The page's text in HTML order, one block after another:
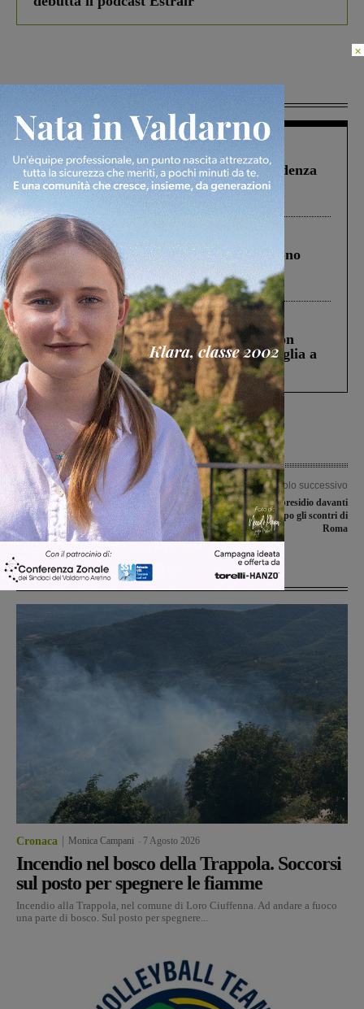
Figline Incisa Valdarno 1 Agosto 2026
Piscina di Figline finanziata oltre la scadenza
Pnrr, il gruppo di Fratelli d’Italia: “Un
ringraziamento al Governo”
Cronaca 4 Agosto 2026
Un anno fa la strage in A1 in cui morirono
Gianni, Giulia e Franco. Lo schianto, il
processo, lo stop ai sorpassi fra tir....
Cronaca 3 Agosto 2026
Scomparso da una struttura di Castiglion
Fiorentino l’uomo che aveva ucciso la figlia a
Levane nel 2020
Articolo precedente
Un patto con l’Università di Firenze
per migliorare la gestione del verde
pubblico
Articolo successivo
Anche il Valdarno in presidio davanti
alle sedi della CGIL dopo gli scontri di
Roma
Ultime Notizie
Cronaca Monica Campani 7 Agosto 2026
Incendio nel bosco della Trappola. Soccorsi
sul posto per spegnere le fiamme
Incendio alla Trappola, nel comune di Loro Ciuffenna. Ad andare a fuoco
una parte di bosco. Sul posto per spegnere...
×